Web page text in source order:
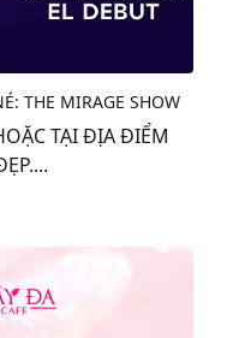
THE MIRAGE SHOW
TẠI ĐỊA ĐIỂM